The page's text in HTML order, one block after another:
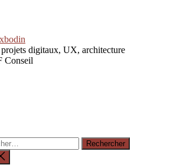
digitaux, UX, architecture
Conseil